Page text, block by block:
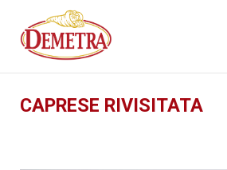
CAPRESE RIVISITATA